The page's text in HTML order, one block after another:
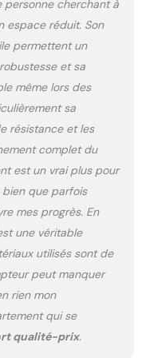
ou pendant les
tranquillité
et moniteur
et le
de fréquence
surveillent en
le rythme
les calories
et la vitesse de
vous aidant à
votre
physique et à
vos
et
】La bicyclette
pour la
conçue pour
un poids
cherchant à
espace réduit. Son
permettent un
et sa
même lors des
sa
résistance et les
complet du
est un vrai plus pour
bien que parfois
mes progrès. En
une véritable
utilisés sont de
peut manquer
rien mon
qui se
qualité-prix.